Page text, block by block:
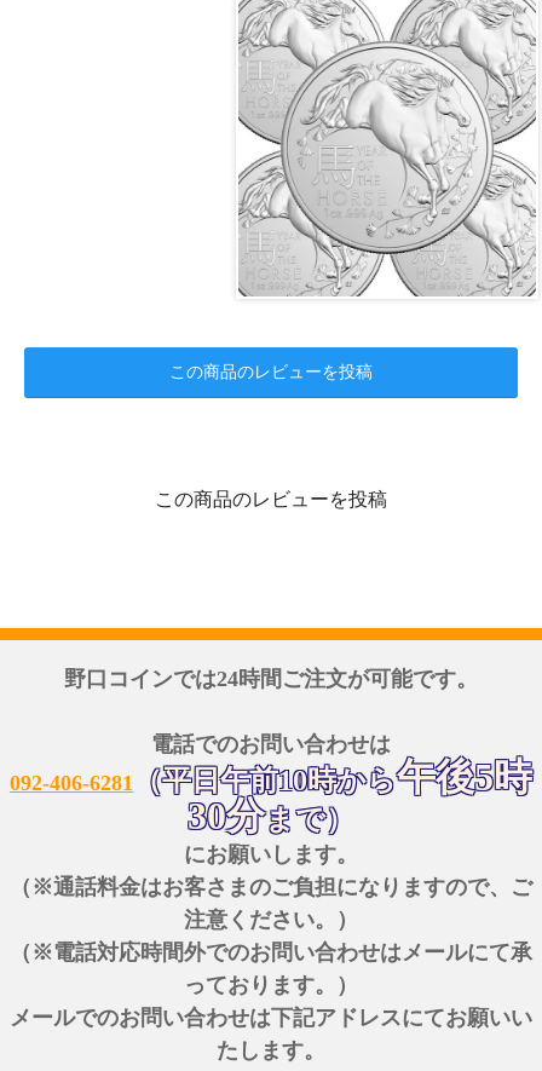
この商品のレビューを投稿
この商品のレビューを投稿
野口コインでは24時間ご注文が可能です。
電話でのお問い合わせは
092-406-6281
（平日午前10時から午後5時
30分まで）
にお願いします。
（※通話料金はお客さまのご負担になりますので、ご
注意ください。）
（※電話対応時間外でのお問い合わせはメールにて承
っております。）
メールでのお問い合わせは下記アドレスにてお願いい
たします。